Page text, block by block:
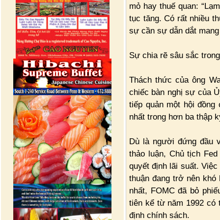
mỏ hay thuế quan:
tục tăng. Có rất nhiều
sự cần sự dẫn dắt
Sự chia rẽ sâu sắc
Thách thức của ông
chiếc bàn nghị sự của
tiếp quản một hội
nhất trong hơn ba thập
Dù là người đứng đầu
thảo luận, Chủ tịch
quyết định lãi suất.
thuận đang trở nên khó
nhất, FOMC đã bỏ
tiên kể từ năm 1992 có
định chính sách.